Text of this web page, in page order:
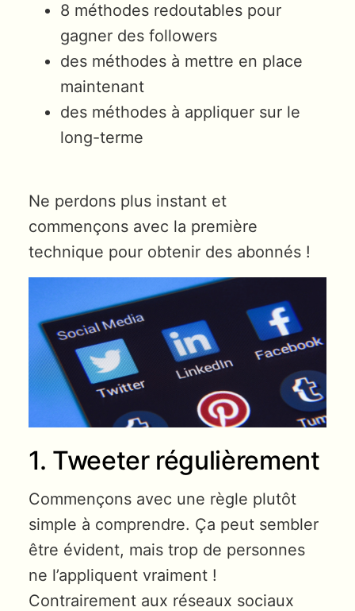
8 méthodes redoutables pour
gagner des followers
des méthodes à mettre en place
maintenant
des méthodes à appliquer sur le
long-terme
Ne perdons plus instant et
commençons avec la première
technique pour obtenir des abonnés !
1. Tweeter régulièrement
Commençons avec une règle plutôt
simple à comprendre. Ça peut sembler
être évident, mais trop de personnes
ne l’appliquent vraiment !
Contrairement aux réseaux sociaux